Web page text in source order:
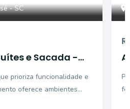
- SC
e Sacada -
prioriza funcionalidade e
oferece ambientes